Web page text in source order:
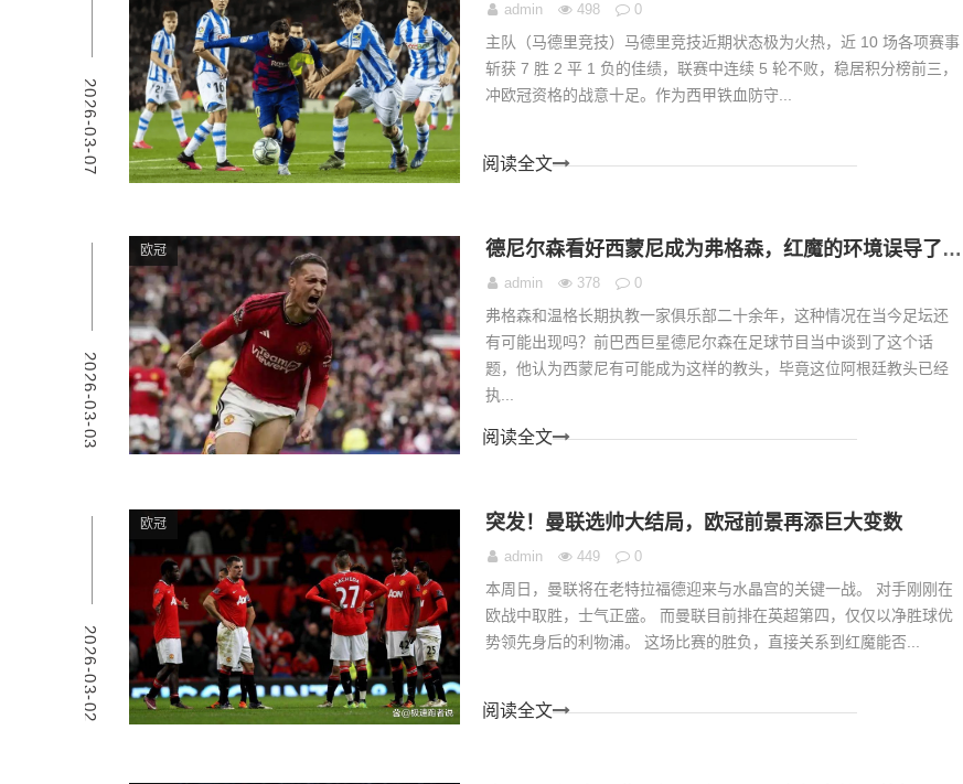
2026-03-07
admin 498 0
主队（马德里竞技）马德里竞技近期状态极为火热，近 10 场各项赛事
斩获 7 胜 2 平 1 负的佳绩，联赛中连续 5 轮不败，稳居积分榜前三，
冲欧冠资格的战意十足。作为西甲铁血防守...
阅读全文
欧冠
2026-03-03
德尼尔森看好西蒙尼成为弗格森，红魔的环境误导了安东尼
admin 378 0
弗格森和温格长期执教一家俱乐部二十余年，这种情况在当今足坛还
有可能出现吗？前巴西巨星德尼尔森在足球节目当中谈到了这个话
题，他认为西蒙尼有可能成为这样的教头，毕竟这位阿根廷教头已经
执...
阅读全文
欧冠
2026-03-02
突发！曼联选帅大结局，欧冠前景再添巨大变数
admin 449 0
本周日，曼联将在老特拉福德迎来与水晶宫的关键一战。 对手刚刚在
欧战中取胜，士气正盛。 而曼联目前排在英超第四，仅仅以净胜球优
势领先身后的利物浦。 这场比赛的胜负，直接关系到红魔能否...
阅读全文